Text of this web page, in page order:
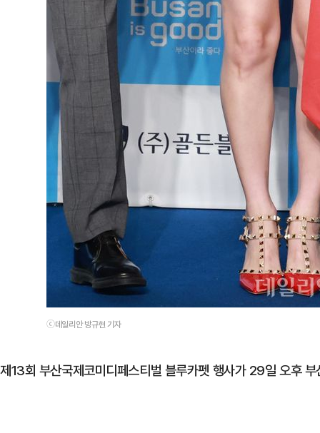
ⓒ데일리안 방규현 기자
제13회 부산국제코미디페스티벌 블루카펫 행사가 29일 오후